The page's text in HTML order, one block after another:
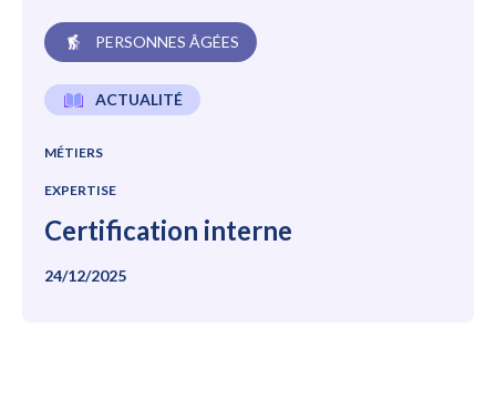
PERSONNES ÂGÉES
ACTUALITÉ
MÉTIERS
EXPERTISE
Certification interne
24/12/2025